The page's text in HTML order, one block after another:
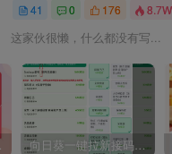
41 0 176
这家伙很懒，什么都没有写...
以上 向日葵一键拉新接码平台，价格顶置，每天破百